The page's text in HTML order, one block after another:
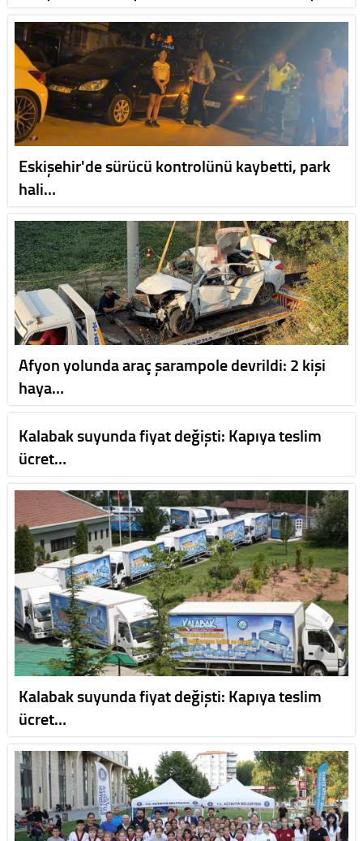
Eskişehir'de sürücü kontrolünü kaybetti, park
hali…
Afyon yolunda araç şarampole devrildi: 2 kişi
haya…
Kalabak suyunda fiyat değişti: Kapıya teslim
ücret…
Kalabak suyunda fiyat değişti: Kapıya teslim
ücret…